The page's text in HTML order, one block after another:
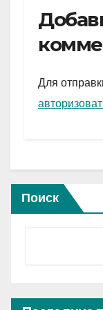
e
gr
a
m
Для
Поиск